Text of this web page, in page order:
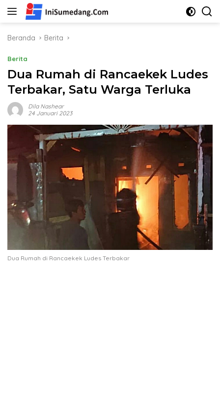
Langsung
Beranda
Berita
Berita
Dua Rumah di Rancaekek Ludes
Terbakar, Satu Warga Terluka
Dila Nashear
24 Januari 2023
Dua Rumah di Rancaekek Ludes Terbakar